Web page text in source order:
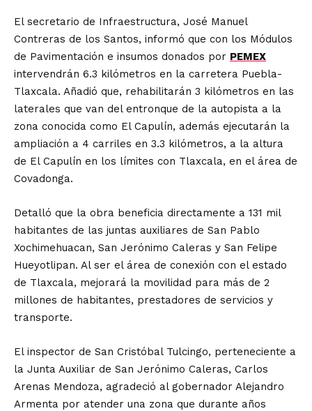
El secretario de Infraestructura, José Manuel
Contreras de los Santos, informó que con los Módulos
de Pavimentación e insumos donados por PEMEX
intervendrán 6.3 kilómetros en la carretera Puebla-
Tlaxcala. Añadió que, rehabilitarán 3 kilómetros en las
laterales que van del entronque de la autopista a la
zona conocida como El Capulín, además ejecutarán la
ampliación a 4 carriles en 3.3 kilómetros, a la altura
de El Capulín en los límites con Tlaxcala, en el área de
Covadonga.
Detalló que la obra beneficia directamente a 131 mil
habitantes de las juntas auxiliares de San Pablo
Xochimehuacan, San Jerónimo Caleras y San Felipe
Hueyotlipan. Al ser el área de conexión con el estado
de Tlaxcala, mejorará la movilidad para más de 2
millones de habitantes, prestadores de servicios y
transporte.
El inspector de San Cristóbal Tulcingo, perteneciente a
la Junta Auxiliar de San Jerónimo Caleras, Carlos
Arenas Mendoza, agradeció al gobernador Alejandro
Armenta por atender una zona que durante años